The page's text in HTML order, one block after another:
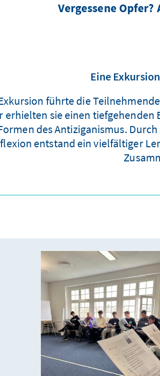
Vergessene
Eine
führte die
sie einen tiefgehenden
des Antiziganismus.
entstand ein vielfältiger